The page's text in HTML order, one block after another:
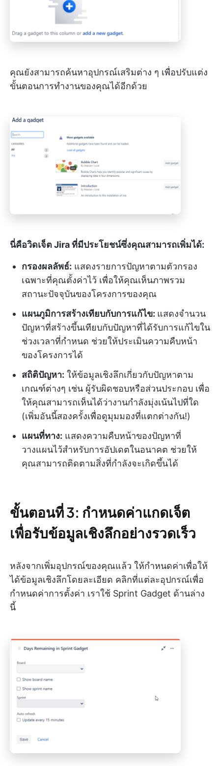
คุณยังสามารถค้นหาอุปกรณ์เสริมต่าง ๆ เพื่อปรับแต่ง
ขั้นตอนการทำงานของคุณได้อีกด้วย
นี่คือวิดเจ็ต Jira ที่มีประโยชน์ซึ่งคุณสามารถเพิ่มได้:
กรองผลลัพธ์: แสดงรายการปัญหาตามตัวกรอง
เฉพาะที่คุณตั้งค่าไว้ เพื่อให้คุณเห็นภาพรวม
สถานะปัจจุบันของโครงการของคุณ
แผนภูมิการสร้างเทียบกับการแก้ไข: แสดงจำนวน
ปัญหาที่สร้างขึ้นเทียบกับปัญหาที่ได้รับการแก้ไขใน
ช่วงเวลาที่กำหนด ช่วยให้ประเมินความคืบหน้า
ของโครงการได้
สถิติปัญหา: ให้ข้อมูลเชิงลึกเกี่ยวกับปัญหาตาม
เกณฑ์ต่างๆ เช่น ผู้รับผิดชอบหรือส่วนประกอบ เพื่อ
ให้คุณสามารถเห็นได้ว่างานกำลังมุ่งเน้นไปที่ใด
(เพิ่มอันนี้สองครั้งเพื่อดูมุมมองที่แตกต่างกัน!)
แผนที่ทาง: แสดงความคืบหน้าของปัญหาที่
วางแผนไว้สำหรับการอัปเดตในอนาคต ช่วยให้
คุณสามารถติดตามสิ่งที่กำลังจะเกิดขึ้นได้
ขั้นตอนที่ 3: กำหนดค่าแกดเจ็ต
เพื่อรับข้อมูลเชิงลึกอย่างรวดเร็ว
หลังจากเพิ่มอุปกรณ์ของคุณแล้ว ให้กำหนดค่าเพื่อให้
ได้ข้อมูลเชิงลึกโดยละเอียด คลิกที่แต่ละอุปกรณ์เพื่อ
กำหนดค่าการตั้งค่า เราใช้ Sprint Gadget ด้านล่าง
นี้